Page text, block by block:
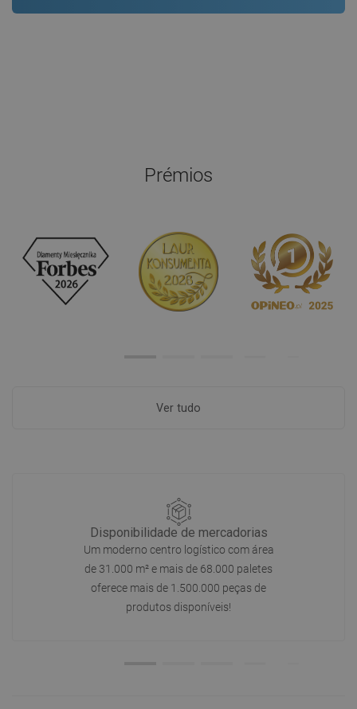
Prémios
Ver tudo
Disponibilidade de mercadorias
Um moderno centro logístico com área
de 31.000 m² e mais de 68.000 paletes
oferece mais de 1.500.000 peças de
produtos disponíveis!